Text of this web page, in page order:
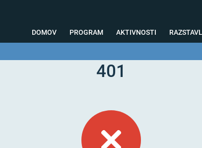
DOMOV PROGRAM AKTIVNOSTI
Testiranja
401